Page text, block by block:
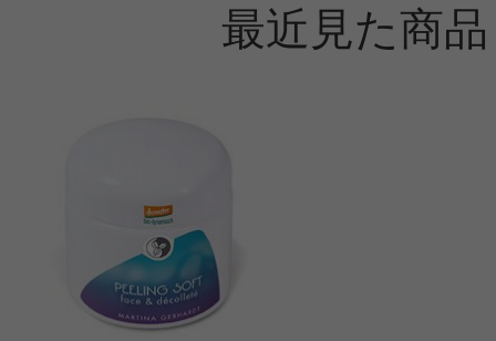
クチコミを投稿する
ントプレゼント！
最近見た商品